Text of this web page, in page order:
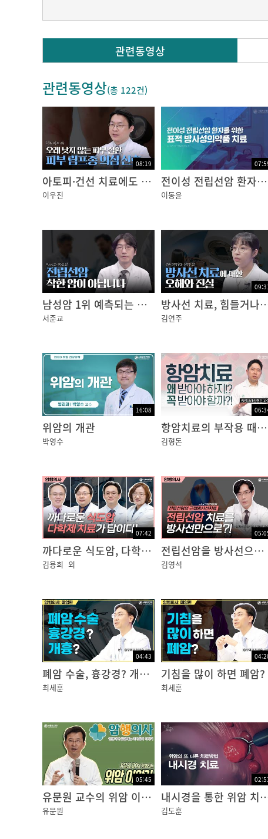
오승리?“어머니?과일?드세요”
?
오승리?“왜요???아프세요? 어~어머니?손이?
이지적?“한?이틀전부터?손발이?저리고, 감각
?
오승리?“뭘?잘못?드신것도?없고... 혹시?이상
?
오승리?-?마침,?한사랑간호사님이?계시네.
한사랑?-?어서?오세요. 무슨?일?있으세요?
?
오승리?-?저희?어머님?손발이?이상해요. 이
?
?
이지적?-?수족증후군요?
?
한사랑?-?항암제에?따라서?이런?수족증후군
려워지는?증상이죠. 심하면?물집이?생기고?
?
한사랑?-?증세가?심한?경우에는?항암제를?일
가?많으니까?너무?걱정하지?마시구요.
?
이지적?-?아?그렇군요. 그런데?수족증후군인
?
한사랑?-?항암치료중엔?수족증후군이?발생하
오승리?“어머니,?손이랑?발?좀?내?보세요. 제
?
이지적 “아휴?냄새?좋다,?얘”
?
한사랑?알코올이?없는?피부보호제를?손발에?
?
한사랑?그리고?보습?크림의?흡수를?돕기?
한사랑 치료받는?동안?뜨거운?물에?손발을?
데, 설거지나?청소를?할?땐?장갑을?껴서?손
너무?꼭?맞는?신발도?피해야?합니다.
관련동영상
관련동영상(총 122건)
08:19
아토피·건선 치료에도 낫지 않는다면? 피부 림프종의 신호일 수 있습니다!
이우진
전이성 전립선암 환자를 위한 표적 방사성의약품 치료
이동윤
남성암 1위 예측되는 전립선암, 50세 이상이라면 정기검진 필수!｜암행의사
서준교
방사선 치료, 힘들거나 견디지 못 할
김연주
16:08
위암의 개관
박영수
항암치료의 부작용 때문에 치료를 망설이고 계신가요?
김형돈
07:42
까다로운 식도암, 다학제 치료가 답이다!
김용희 외
전립선암을 방사선으로만 치료할 수 있다?!
김영석
04:43
폐암 수술, 흉강경? 개흉?
최세훈
기침을 많이 하면 폐암?
최세훈
05:45
유문원 교수의 위암 이야기
유문원
내시경을 통한 위암
김도훈